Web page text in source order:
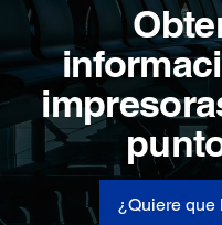
¿Quiere que